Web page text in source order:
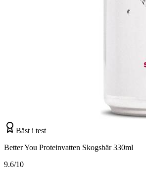
Bäst i test
Better You Proteinvatten Skogsbär 330ml
9.6/10